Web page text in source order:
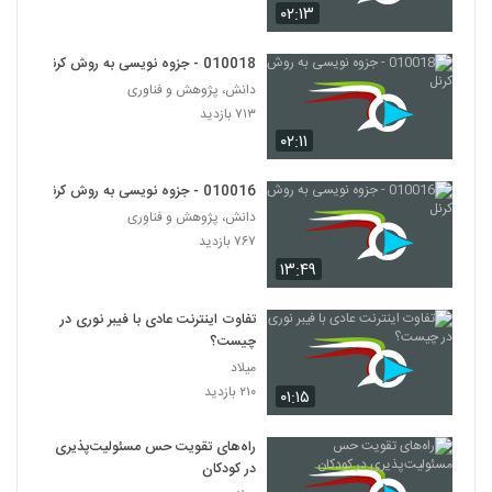
010028 - مدیریت زمان و فعالیت های درسی
۴۸۹ بازدید
010029 - برنامه ریزی درسی هفتگی
30
010030 - برنامه ریزی انجام تکالیف
010031 - برنامه ریزی درسی ترمی
۴۴۴ بازدید
010033 - شیوه های مطالعه (Skimming)
۰۲:۱۳
۰۲:۱۱
010018 - جزوه نویسی به روش کرنل
دانش، پژوهش و فناوری
۷۱۳ بازدید
۱۳:۴۹
010016 - جزوه نویسی به روش کرنل
دانش، پژوهش و فناوری
۷۶۷ بازدید
۰۱:۱۵
تفاوت اینترنت عادی با فیبر نوری در
چیست؟
میلاد
۲۱۰ بازدید
راه‌های تقویت حس مسئولیت‌پذیری
در کودکان